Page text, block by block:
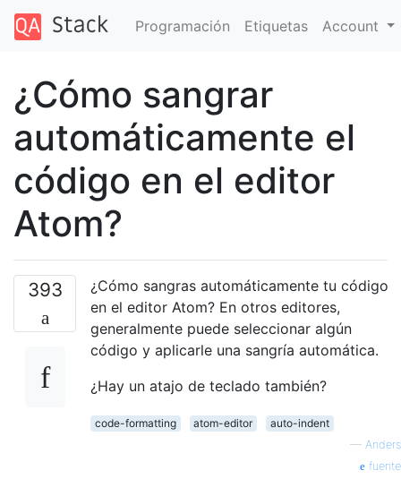
Programación Etiquetas Account
¿Cómo sangrar
automáticamente el
código en el editor
Atom?
393
¿Cómo sangras automáticamente tu código
en el editor Atom? En otros editores,
generalmente puede seleccionar algún
código y aplicarle una sangría automática.
¿Hay un atajo de teclado también?
code-formatting atom-editor
auto-indent
— Anders
fuente